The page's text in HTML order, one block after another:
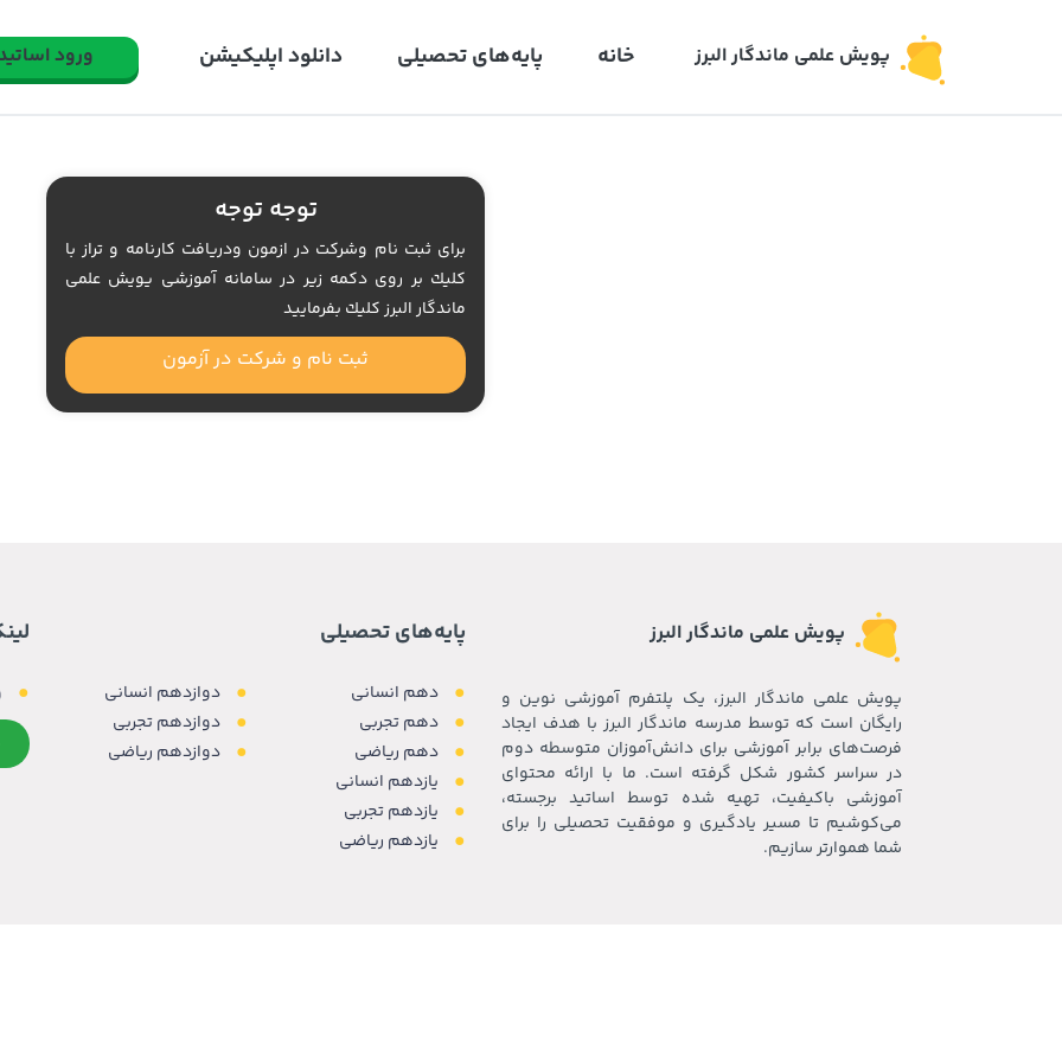
پویش علمی ماندگار البرز‍ خانه پایه‌های تحصیلی دانلود اپلیکیشن ورود
توجه توجه
براى ثبت نام وشركت در ازمون ودريافت كارنامه و تراز با
كليك بر روى دكمه زير در سامانه آموزشى يويش علمى
ماندگار البرز كليك بفرماييد
ثبت نام و شرکت در آزمون
پویش علمی ماندگار البرز‍
پویش علمی ماندگار البرز، یک پلتفرم آموزشی نوین و
رایگان است که توسط مدرسه ماندگار البرز با هدف ایجاد
فرصت‌های برابر آموزشی برای دانش‌آموزان متوسطه دوم
در سراسر کشور شکل گرفته است. ما با ارائه محتوای
آموزشی باکیفیت، تهیه شده توسط اساتید برجسته،
می‌کوشیم تا مسیر یادگیری و موفقیت تحصیلی را برای
شما هموارتر سازیم.
پایه‌های تحصیلی
دهم انسانی
دهم تجربی
دهم ریاضی
یازدهم انسانی
یازدهم تجربی
یازدهم ریاضی
دوازدهم انسانی
دوازدهم تجربی
دوازدهم ریاضی